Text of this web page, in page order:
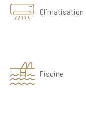
Climatisation
Piscine